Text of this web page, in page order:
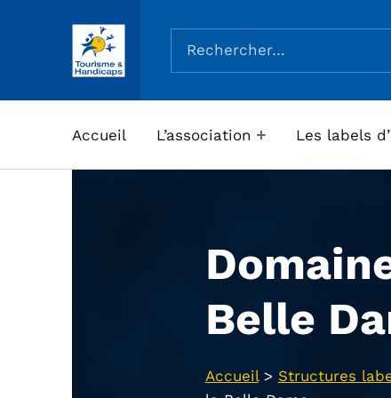
ASSOCIATION TOURISME ET HANDICAPS
Rechercher :
Accueil L’association Les labels
Belle
Accueil> Structures